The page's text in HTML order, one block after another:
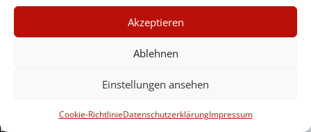
Akzeptieren
Ablehnen
Einstellungen ansehen
Cookie-RichtlinieDatenschutzerklärungImpressum
Zum Newsletter jetzt kostenlos
anmelden
erscheint ca. alle 4 Wochen
×